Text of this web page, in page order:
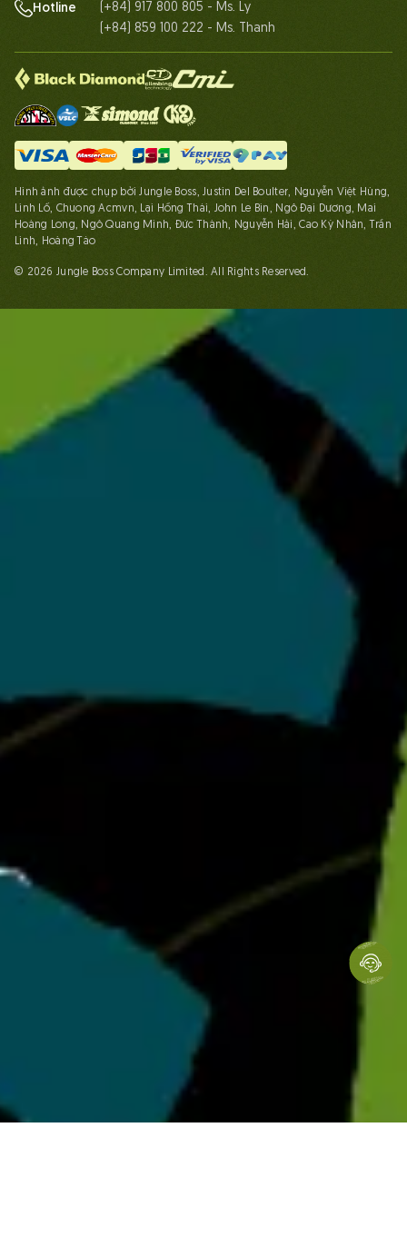
Hotline
(+84) 917 800 805 - Ms. Ly
(+84) 859 100 222 - Ms. Thanh
Hình ảnh được chụp bởi Jungle Boss, Justin Del Boulter, Nguyễn Việt Hùng,
Linh Lố, Chuong Acmvn, Lại Hồng Thái, John Le Bin, Ngô Đại Dương, Mai
Hoàng Long, Ngô Quang Minh, Đức Thành, Nguyễn Hải, Cao Kỳ Nhân, Trần
Linh, Hoàng Táo
© 2026 Jungle Boss Company Limited. All Rights Reserved.